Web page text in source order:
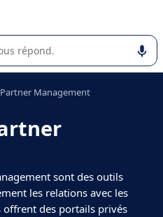
ou la sélection de
Partner Management
sont des outils
les relations avec les
des portails privés